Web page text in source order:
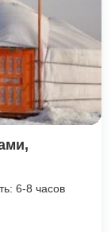
6-8 часов